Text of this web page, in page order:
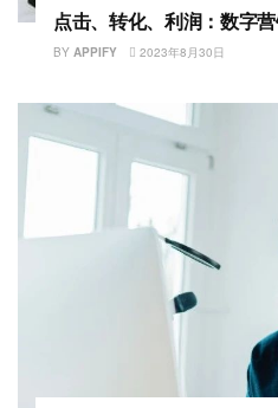
点击、转化、利润：数字
BY APPIFY 2023年8月30日